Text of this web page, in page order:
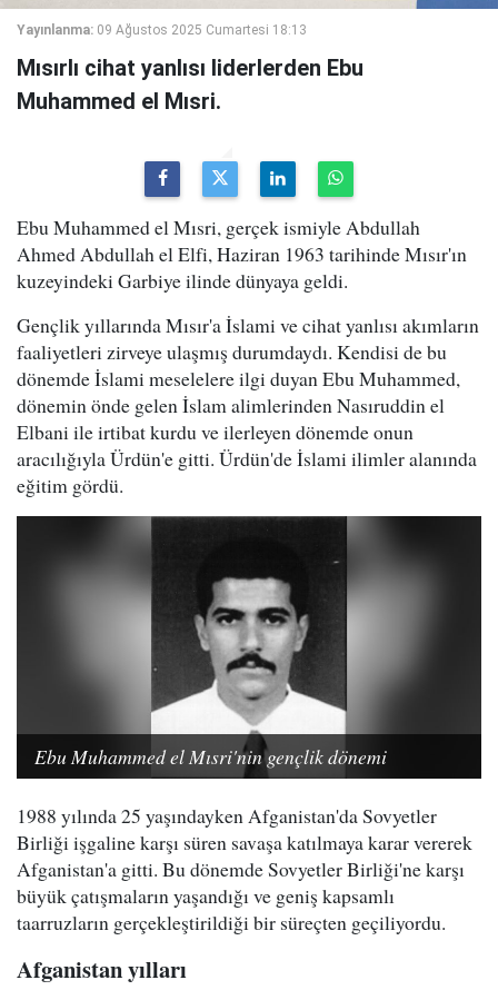
Yayınlanma: 09 Ağustos 2025 Cumartesi 18:13
Mısırlı cihat yanlısı liderlerden Ebu
Muhammed el Mısri.
Ebu Muhammed el Mısri, gerçek ismiyle Abdullah
Ahmed Abdullah el Elfi, Haziran 1963 tarihinde Mısır'ın
kuzeyindeki Garbiye ilinde dünyaya geldi.
Gençlik yıllarında Mısır'a İslami ve cihat yanlısı akımların
faaliyetleri zirveye ulaşmış durumdaydı. Kendisi de bu
dönemde İslami meselelere ilgi duyan Ebu Muhammed,
dönemin önde gelen İslam alimlerinden Nasıruddin el
Elbani ile irtibat kurdu ve ilerleyen dönemde onun
aracılığıyla Ürdün'e gitti. Ürdün'de İslami ilimler alanında
eğitim gördü.
Ebu Muhammed el Mısri'nin gençlik dönemi
1988 yılında 25 yaşındayken Afganistan'da Sovyetler
Birliği işgaline karşı süren savaşa katılmaya karar vererek
Afganistan'a gitti. Bu dönemde Sovyetler Birliği'ne karşı
büyük çatışmaların yaşandığı ve geniş kapsamlı
taarruzların gerçekleştirildiği bir süreçten geçiliyordu.
Afganistan yılları